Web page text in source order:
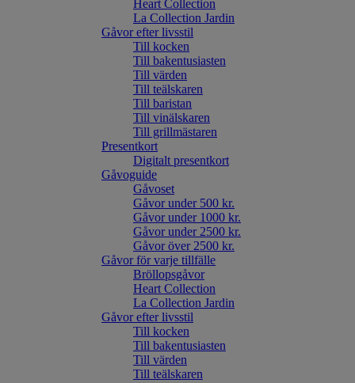
Heart Collection
La Collection Jardin
Gåvor efter livsstil
Till kocken
Till bakentusiasten
Till värden
Till teälskaren
Till baristan
Till vinälskaren
Till grillmästaren
Presentkort
Digitalt presentkort
Gåvoguide
Gåvoset
Gåvor under 500 kr.
Gåvor under 1000 kr.
Gåvor under 2500 kr.
Gåvor över 2500 kr.
Gåvor för varje tillfälle
Bröllopsgåvor
Heart Collection
La Collection Jardin
Gåvor efter livsstil
Till kocken
Till bakentusiasten
Till värden
Till teälskaren